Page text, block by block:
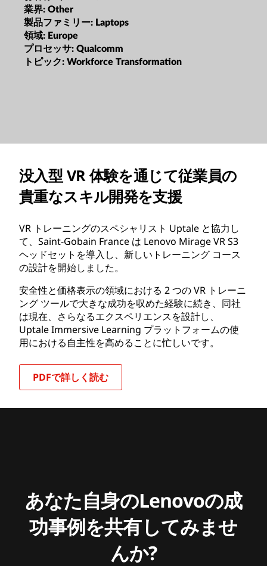
業界: Other
製品ファミリー: Laptops
領域: Europe
プロセッサ: Qualcomm
トピック: Workforce Transformation
没入型 VR 体験を通じて従業員の
貴重なスキル開発を支援
VR トレーニングのスペシャリスト Uptale と協力し
て、Saint-Gobain France は Lenovo Mirage VR S3
ヘッドセットを導入し、新しいトレーニング コース
の設計を開始しました。
安全性と価格表示の領域における 2 つの VR トレーニ
ング ツールで大きな成功を収めた経験に続き、同社
は現在、さらなるエクスペリエンスを設計し、
Uptale Immersive Learning プラットフォームの使
用における自主性を高めることに忙しいです。
PDFで詳しく読む
あなた自身のLenovoの成
功事例を共有してみませ
んか?